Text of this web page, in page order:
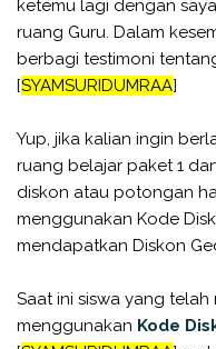
ketemu lagi dengan
ruang Guru. Dalam
berbagi testimoni
[SYAMSURIDUMRAA]
Yup, jika kalian ingin
ruang belajar paket 1
diskon atau potongan
menggunakan Kode
mendapatkan Diskon
Saat ini siswa yang
menggunakan Kode